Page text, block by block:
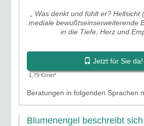
„ Was denkt und fühlt er?
mediale bewußtseinserweiterende
in die Tiefe, Herz und
Jetzt für Sie da!
1,79 €/min*
Beratungen in folgenden Sprachen
Blumenengel beschreibt